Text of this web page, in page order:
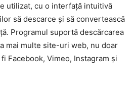
utilizat, cu o interfață intuitivă
să descarce și să convertească
Programul suportă descărcarea
mai multe site-uri web, nu doar
Facebook, Vimeo, Instagram și